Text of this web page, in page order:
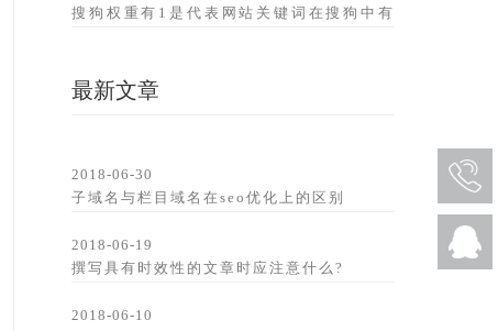
搜狗权重有1是代表网站关键词在搜狗中有
最新文章
2018-06-30
子域名与栏目域名在seo优化上的区别
2018-06-19
撰写具有时效性的文章时应注意什么?
2018-06-10